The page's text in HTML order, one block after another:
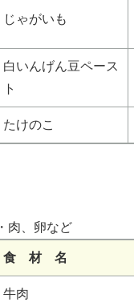
じゃがいも
白いんげん豆ペース
ト
たけのこ
・肉、卵など
食 材 名
牛肉